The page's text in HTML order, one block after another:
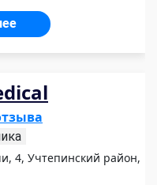
4, Учтепинский район,